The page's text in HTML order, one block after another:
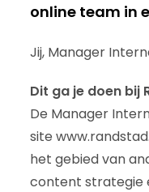
online team in
Jij, Manager
Dit ga je doen bij
De Manager
site
het gebied van
content strategie